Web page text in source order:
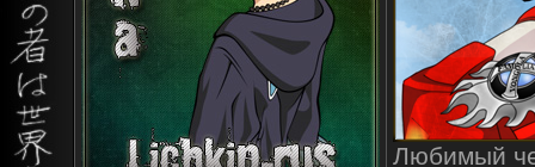
Любимый